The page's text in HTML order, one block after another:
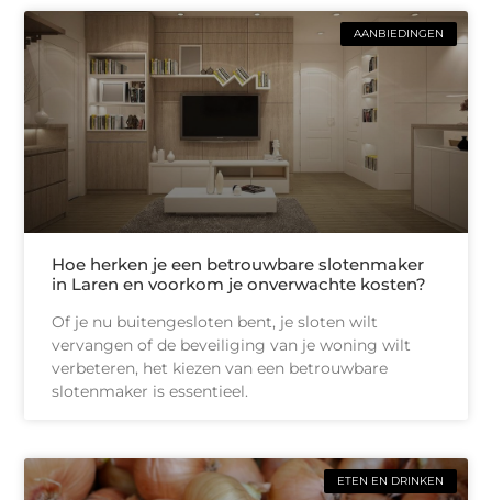
AANBIEDINGEN
Hoe herken je een betrouwbare slotenmaker
in Laren en voorkom je onverwachte kosten?
Of je nu buitengesloten bent, je sloten wilt
vervangen of de beveiliging van je woning wilt
verbeteren, het kiezen van een betrouwbare
slotenmaker is essentieel.
ETEN EN DRINKEN